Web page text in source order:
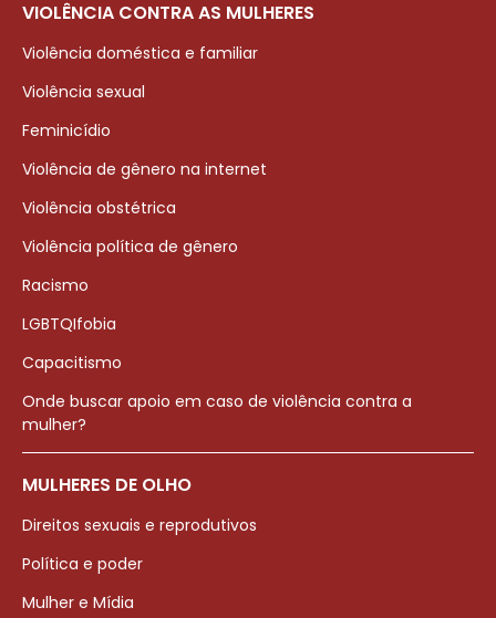
VIOLÊNCIA CONTRA AS MULHERES
Violência doméstica e familiar
Violência sexual
Feminicídio
Violência de gênero na internet
Violência obstétrica
Violência política de gênero
Racismo
LGBTQIfobia
Capacitismo
Onde buscar apoio em caso de violência contra a
mulher?
MULHERES DE OLHO
Direitos sexuais e reprodutivos
Política e poder
Mulher e Mídia